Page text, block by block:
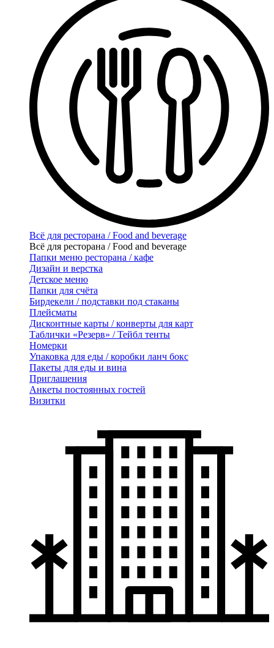
Всё для ресторана / Food and beverage
Всё для ресторана / Food and beverage
Папки меню ресторана / кафе
Дизайн и верстка
Детское меню
Папки для счёта
Бирдекели / подставки под стаканы
Плейсматы
Дисконтные карты / конверты для карт
Таблички «Резерв» / Тейбл тенты
Номерки
Упаковка для еды / коробки ланч бокс
Пакеты для еды и вина
Приглашения
Анкеты постоянных гостей
Визитки